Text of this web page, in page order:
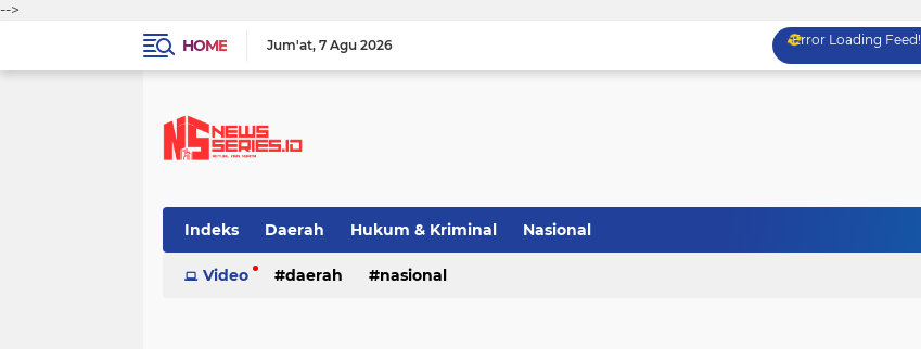
-->
HOME
Jum'at 7 Agu 2026 Error Loading Feed!
Indeks Daerah Hukum & Kriminal Nasional
Video daerah nasional